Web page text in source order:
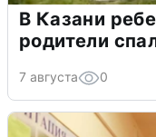
В Казани
родители
7 августа 0